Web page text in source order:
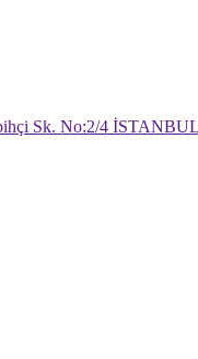
Sk. No:2/4